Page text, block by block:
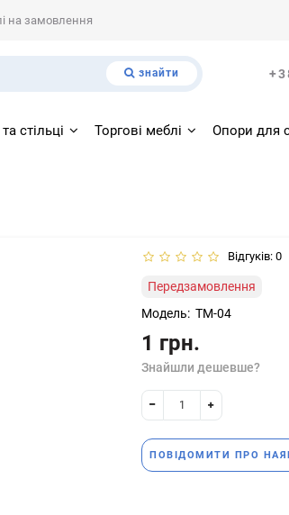
на замовлення
знайти
стільці Торгові меблі Опори для
Відгуків: 0
Передзамовлення
Модель: ТМ-04
1 грн.
Знайшли дешевше?
ПОВІДОМИТИ ПРО